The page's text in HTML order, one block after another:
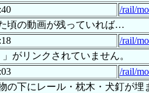
/rail/
頃の動画が残っていれば…
/rail/
がリンクされていません。
/rail/
の下にレール・枕木・犬釘が